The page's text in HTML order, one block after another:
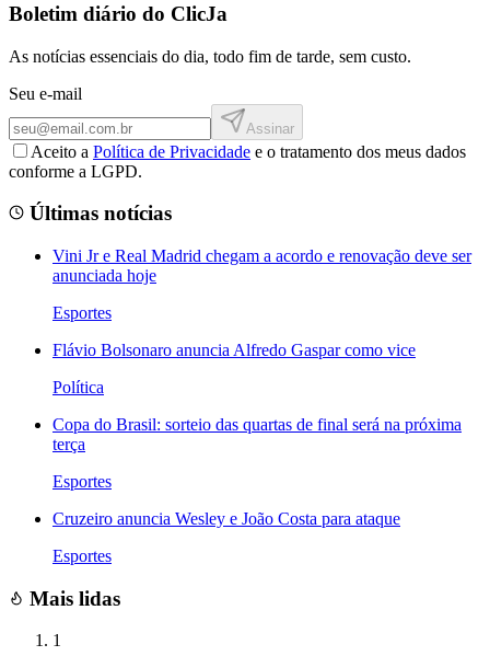
Boletim diário do ClicJa
As notícias essenciais do dia, todo fim de tarde, sem custo.
Seu e-mail
Assinar
Aceito a Política de Privacidade e o tratamento dos meus dados
conforme a LGPD.
Últimas notícias
Vini Jr e Real Madrid chegam a acordo e renovação deve ser
anunciada hoje
Esportes
Flávio Bolsonaro anuncia Alfredo Gaspar como vice
Política
Copa do Brasil: sorteio das quartas de final será na próxima
terça
Esportes
Cruzeiro anuncia Wesley e João Costa para ataque
Esportes
Mais lidas
1